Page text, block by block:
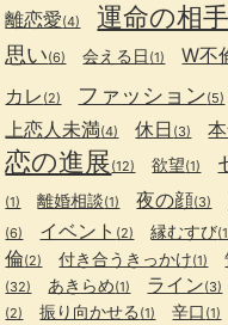
離恋愛(4) 運命の相手
思い(6) 会える日 (1) W不
カレ (2) ファッション(5)
上恋人未満(4) 休日 (3)
恋の進展(12) 欲望(1)
(1) 離婚相談(1) 夜の顔(3)
(6) イベント (2) 縁むすび
倫(2) 付き合うきっかけ(1)
(32) あきらめ(1) ライン(3)
(2) 振り向かせる (1) 辛口 (1)